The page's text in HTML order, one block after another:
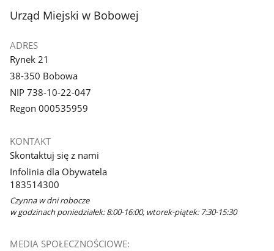
stopka
Urząd Miejski w Bobowej
ADRES
Rynek 21
38-350 Bobowa
NIP 738-10-22-047
Regon 000535959
KONTAKT
Skontaktuj się z nami
Infolinia dla Obywatela
183514300
Czynna w dni robocze
w godzinach poniedziałek: 8:00-16:00, wtorek-piątek: 7:30-15:30
MEDIA SPOŁECZNOŚCIOWE: